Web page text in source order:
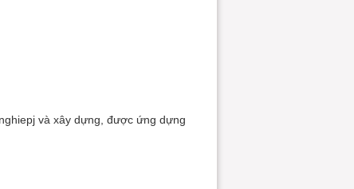
và xây dựng, được ứng dựng